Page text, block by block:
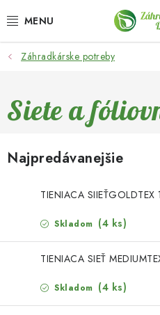
na
OKRASNÉ DREVINY
DROBNÉ OVOCIE
OVOCNÉ STROMY
SADIVÁ
Záhradkárske potreby
Siete a
Najpredávanejšie
TIENIACA
Skladom (4 ks)
TIENIACA SIEŤ
Skladom (4 ks)